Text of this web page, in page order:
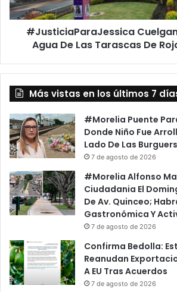
Las
Tarascas
#JusticiaParaJessica Cuelgan
Agua De Las Tarascas De
Más vistas en los últimos 7
#Morelia Puente
Donde Niño Fue
Lado De Las
7 de agosto de 2026
#Morelia Alfonso
Ciudadania El
De Av. Quinceo;
Gastronómica Y
7 de agosto de 2026
Confirma Bedolla:
Reanudan
A EU Tras Acuerdos
7 de agosto de 2026